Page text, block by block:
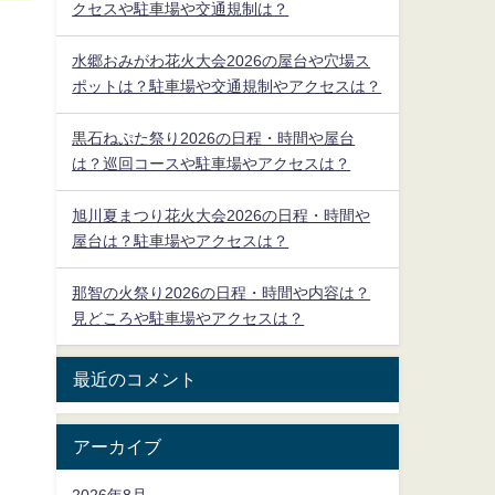
クセスや駐車場や交通規制は？
水郷おみがわ花火大会2026の屋台や穴場ス
ポットは？駐車場や交通規制やアクセスは？
黒石ねぷた祭り2026の日程・時間や屋台
は？巡回コースや駐車場やアクセスは？
旭川夏まつり花火大会2026の日程・時間や
屋台は？駐車場やアクセスは？
那智の火祭り2026の日程・時間や内容は？
見どころや駐車場やアクセスは？
最近のコメント
アーカイブ